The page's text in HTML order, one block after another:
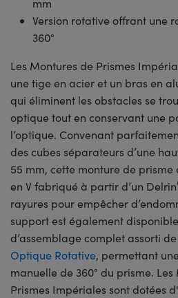
Version rotative offrant une
360°
Les Montures de Prismes
une tige en acier et un bras en
qui éliminent les obstacles se
optique tout en conservant une
l’optique. Convenant
des cubes séparateurs d’une
55 mm, cette monture de prisme
en V fabriqué à partir d’un Delrin
rayures pour empêcher
support est également
d’assemblage complet assorti
Optique Rotative, permettant
manuelle de 360° du prisme.
Prismes Impériales sont dotées